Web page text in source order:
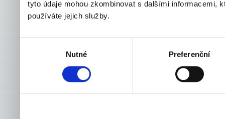
tyto údaje mohou zkombinovat s dalšími informacemi,
používáte jejich služby.
Nutné Preferenční